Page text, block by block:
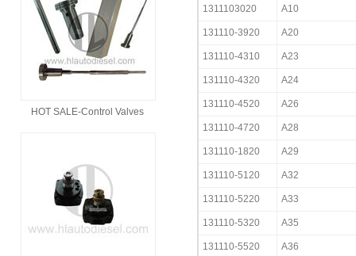
HOT SALE-Control Valves
1311103020 A10
131110-3920 A20
131110-4310 A23
131110-4320 A24
131110-4520 A26
131110-4720 A28
131110-1820 A29
131110-5120 A32
131110-5220 A33
131110-5320 A35
131110-5520 A36